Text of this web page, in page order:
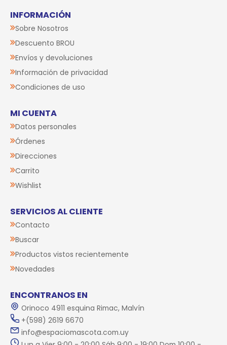
INFORMACIÓN
Sobre Nosotros
Descuento BROU
Envíos y devoluciones
Información de privacidad
Condiciones de uso
MI CUENTA
Datos personales
Órdenes
Direcciones
Carrito
Wishlist
SERVICIOS AL CLIENTE
Contacto
Buscar
Productos vistos recientemente
Novedades
ENCONTRANOS EN
Orinoco 4911 esquina Rimac, Malvín
+(598) 2619 6670
info@espaciomascota.com.uy